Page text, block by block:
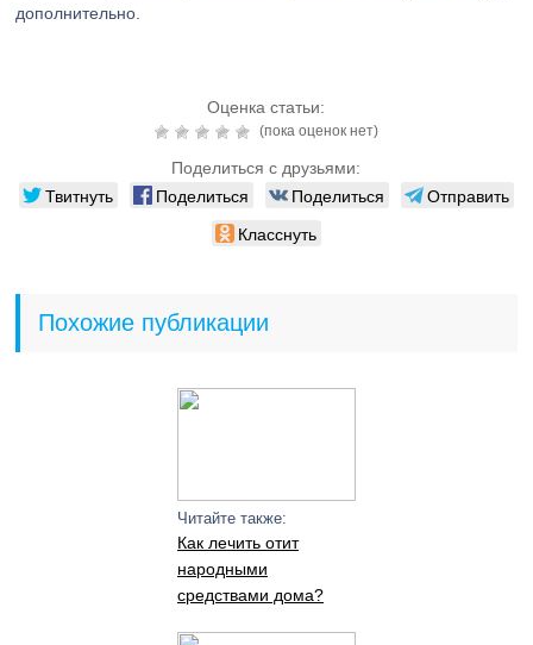
дополнительно.
Оценка статьи:
(пока оценок нет)
Поделиться с друзьями:
Твитнуть Поделиться Поделиться
Отправить
Класснуть
Похожие публикации
Читайте также:
Как лечить отит
народными
средствами дома?